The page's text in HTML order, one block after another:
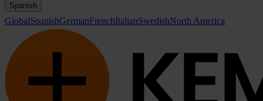
Spanish
GlobalSpanishGermanFrenchItalianSwedishNorth America